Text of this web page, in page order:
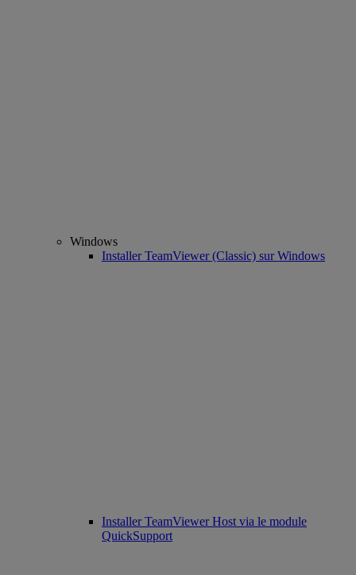
Windows
Installer TeamViewer (Classic) sur Windows
Installer TeamViewer Host via le module
QuickSupport